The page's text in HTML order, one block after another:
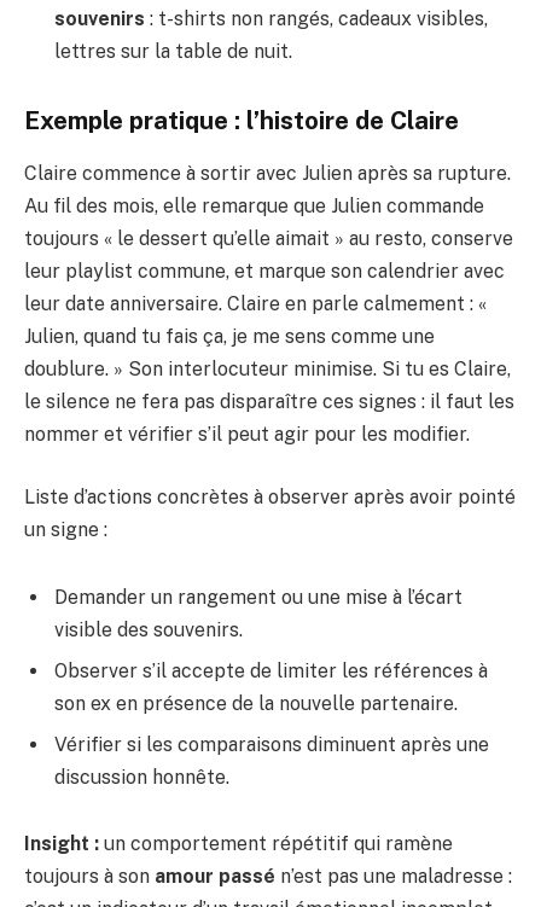
souvenirs : t-shirts non rangés, cadeaux visibles,
lettres sur la table de nuit.
Exemple pratique : l’histoire de Claire
Claire commence à sortir avec Julien après sa rupture.
Au fil des mois, elle remarque que Julien commande
toujours « le dessert qu’elle aimait » au resto, conserve
leur playlist commune, et marque son calendrier avec
leur date anniversaire. Claire en parle calmement : «
Julien, quand tu fais ça, je me sens comme une
doublure. » Son interlocuteur minimise. Si tu es Claire,
le silence ne fera pas disparaître ces signes : il faut les
nommer et vérifier s’il peut agir pour les modifier.
Liste d’actions concrètes à observer après avoir pointé
un signe :
Demander un rangement ou une mise à l’écart
visible des souvenirs.
Observer s’il accepte de limiter les références à
son ex en présence de la nouvelle partenaire.
Vérifier si les comparaisons diminuent après une
discussion honnête.
Insight : un comportement répétitif qui ramène
toujours à son amour passé n’est pas une maladresse :